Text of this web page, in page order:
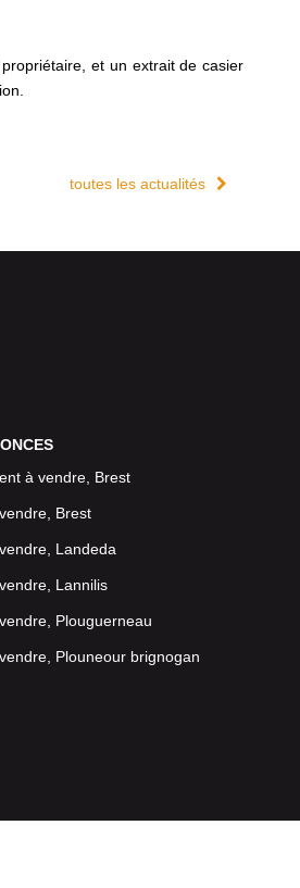
et un extrait de casier
toutes les actualités
à vendre, Brest
Brest
Landeda
Lannilis
Plouguerneau
Plouneour brignogan